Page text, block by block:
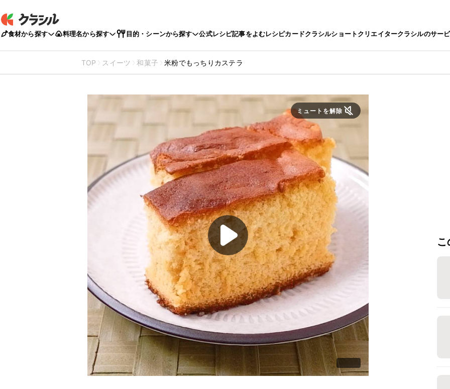
食材から探す 料理名から探す 目的・シーンから探す 公式レシピ記事をよむレシピカードクラシルショートクリエイタークラシルのサー
TOP スイーツ 和菓子 米粉でもっちりカステラ
ミュートを解除